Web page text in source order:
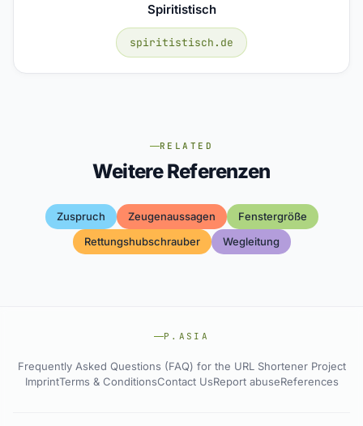
Spiritistisch
spiritistisch.de
RELATED
Weitere Referenzen
Zuspruch Zeugenaussagen
Fenstergröße
Rettungshubschrauber
Wegleitung
P.ASIA
Frequently Asked Questions (FAQ) for the URL Shortener Project
ImprintTerms & ConditionsContact UsReport abuseReferences